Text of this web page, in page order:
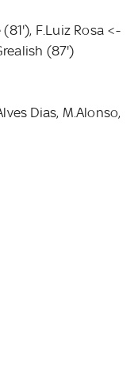
F.Luiz Rosa <-
(87')
Dias, M.Alonso,